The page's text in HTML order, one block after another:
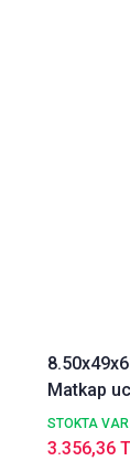
Matkap
amaçlı
STOKTA VAR
3.356,36